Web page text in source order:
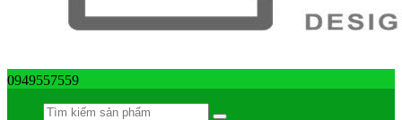
0949557559